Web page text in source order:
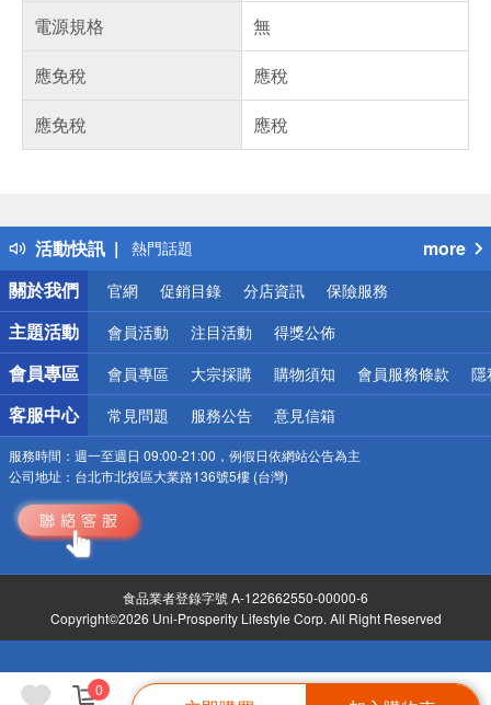
0
電源規格
無
應免稅
應稅
應免稅
應稅
活動快訊
得獎公告
熱門話題
銀行優惠
偏遠地區配送
詐騙網頁！請小心！
more
關於我們
官網 促銷目錄 分店資訊 保險服務
主題活動 會員活動 注目活動 得獎公佈
會員專區 會員專區 大宗採購 購物須知 會員服務條款 隱
客服中心 常見問題 服務公告 意見信箱
服務時間： 週一至週日 09:00-21:00，例假日依網站公告為主
公司地址： 台北市北投區大業路136號5樓 (台灣)
食品業者登錄字號 A-122662550-00000-6
Copyright©2026 Uni-Prosperity Lifestyle Corp. All Right Reserved